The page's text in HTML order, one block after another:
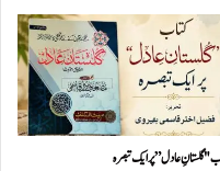
"گلستانِ عادل” پر ایک تبصرہ